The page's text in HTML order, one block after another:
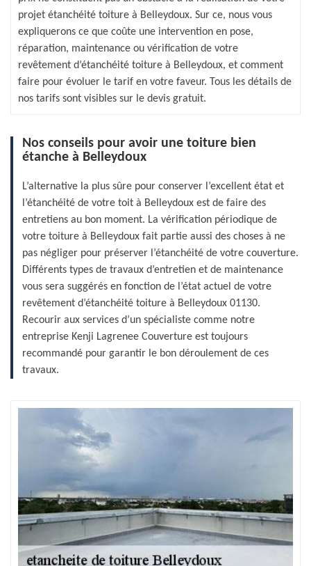
projet étanchéité toiture à Belleydoux. Sur ce, nous vous
expliquerons ce que coûte une intervention en pose,
réparation, maintenance ou vérification de votre
revêtement d’étanchéité toiture à Belleydoux, et comment
faire pour évoluer le tarif en votre faveur. Tous les détails de
nos tarifs sont visibles sur le devis gratuit.
Nos conseils pour avoir une toiture bien
étanche à Belleydoux
L’alternative la plus sûre pour conserver l’excellent état et
l’étanchéité de votre toit à Belleydoux est de faire des
entretiens au bon moment. La vérification périodique de
votre toiture à Belleydoux fait partie aussi des choses à ne
pas négliger pour préserver l’étanchéité de votre couverture.
Différents types de travaux d’entretien et de maintenance
vous sera suggérés en fonction de l’état actuel de votre
revêtement d’étanchéité toiture à Belleydoux 01130.
Recourir aux services d’un spécialiste comme notre
entreprise Kenji Lagrenee Couverture est toujours
recommandé pour garantir le bon déroulement de ces
travaux.